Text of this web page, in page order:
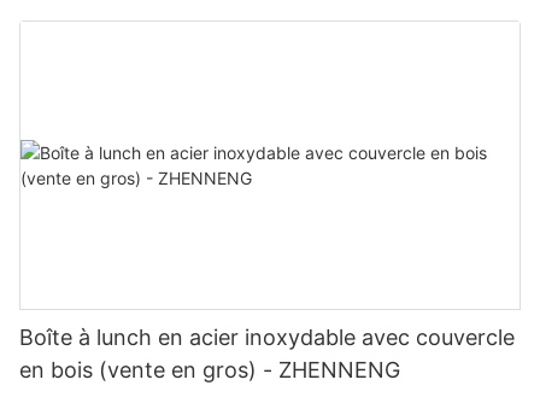
Boîte à lunch en acier inoxydable avec couvercle
en bois (vente en gros) - ZHENNENG